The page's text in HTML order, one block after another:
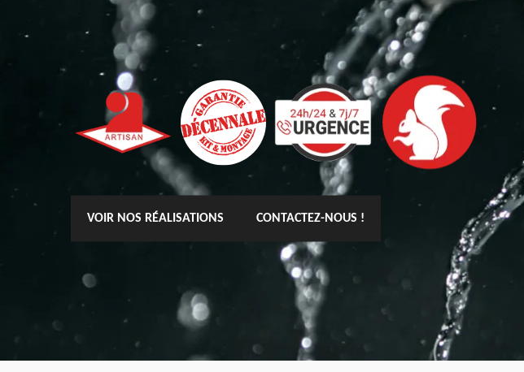
VOIR NOS RÉALISATIONS CONTACTEZ-NOUS !